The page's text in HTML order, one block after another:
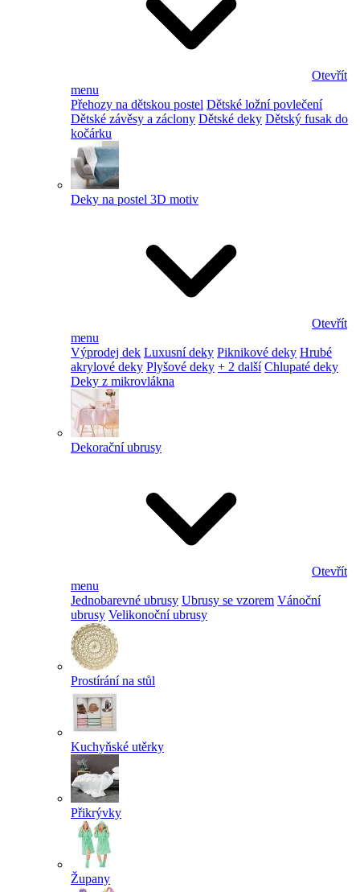
Otevřít
menu
Přehozy na dětskou postel Dětské ložní povlečení
Dětské závěsy a záclony Dětské deky Dětský fusak do
kočárku
Deky na postel 3D motiv
Otevřít
menu
Výprodej dek Luxusní deky Piknikové deky Hrubé
akrylové deky Plyšové deky + 2 další Chlupaté deky
Deky z mikrovlákna
Dekorační ubrusy
Otevřít
menu
Jednobarevné ubrusy Ubrusy se vzorem Vánoční
ubrusy Velikonoční ubrusy
Prostírání na stůl
Kuchyňské utěrky
Přikrývky
Župany